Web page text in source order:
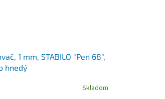
1 mm, STABILO "Pen 68",
hnedý
Skladom